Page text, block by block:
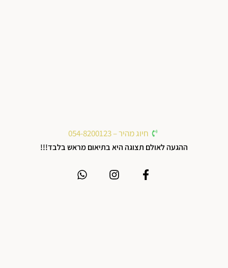
חיוג מהיר – 054-8200123
ההגעה לאולם תצוגה היא בתיאום מראש בלבד!!!